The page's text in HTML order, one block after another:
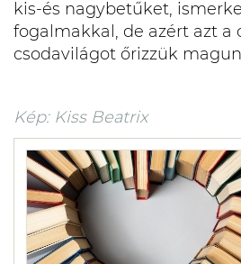
kis-és nagybetűket,
fogalmakkal, de azért azt a
csodavilágot őrizzük
Kép: Kiss Beatrix